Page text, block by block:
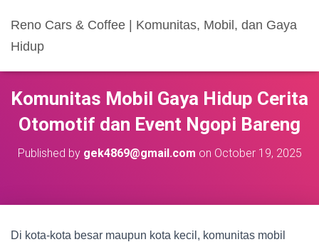
Reno Cars & Coffee | Komunitas, Mobil, dan Gaya
Hidup
Komunitas Mobil Gaya Hidup Cerita
Otomotif dan Event Ngopi Bareng
Published by gek4869@gmail.com on October 19, 2025
Di kota-kota besar maupun kota kecil, komunitas mobil